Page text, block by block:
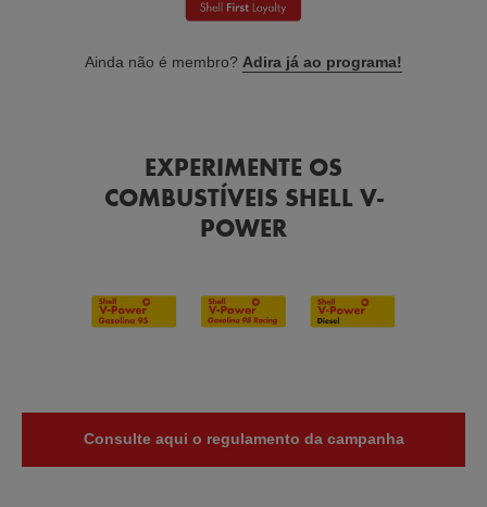
Ainda não é membro? Adira já ao programa!
EXPERIMENTE OS
COMBUSTÍVEIS SHELL V-
POWER
Consulte aqui o regulamento da campanha